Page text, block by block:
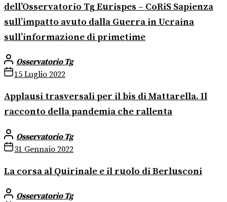
dell’Osservatorio Tg Eurispes – CoRiS Sapienza
sull’impatto avuto dalla Guerra in Ucraina
sull’informazione di primetime
Osservatorio Tg
15 Luglio 2022
Applausi trasversali per il bis di Mattarella. Il
racconto della pandemia che rallenta
Osservatorio Tg
31 Gennaio 2022
La corsa al Quirinale e il ruolo di Berlusconi
Osservatorio Tg